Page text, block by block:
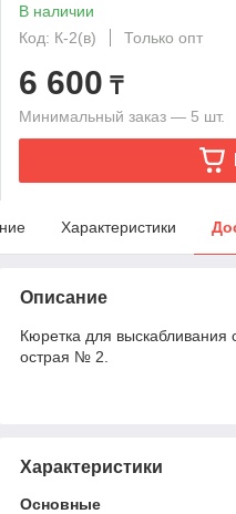
В наличии
Код: К-2(в)
Только опт
6 600 ₸
Минимальный заказ — 5 шт.
Характеристики
Описание
Кюретка для выскабливания
острая № 2.
Характеристики
Основные